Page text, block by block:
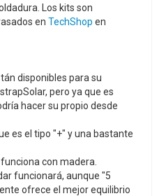
Los kits son
en TechShop en
disponibles para su
pero ya que es
hacer su propio desde
es el tipo "+" y una bastante
con madera.
funcionará, aunque "5
ofrece el mejor equilibrio